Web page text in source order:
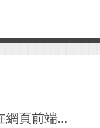
什麽是有損壓縮及何時在網頁前端設計和網站SEO優化使用它